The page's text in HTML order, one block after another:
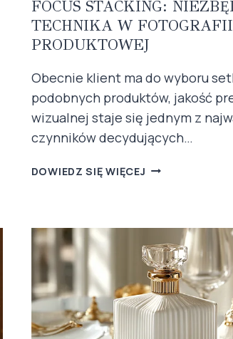
FOCUS STACKING:
TECHNIKA W FOTOGRAFII
PRODUKTOWEJ
Obecnie klient ma do wyboru
podobnych produktów, jakość
wizualnej staje się jednym z
czynników decydujących…
DOWIEDZ SIĘ WIĘCEJ FOCUS
FOTOGRAFII
PRODUKTOWEJ